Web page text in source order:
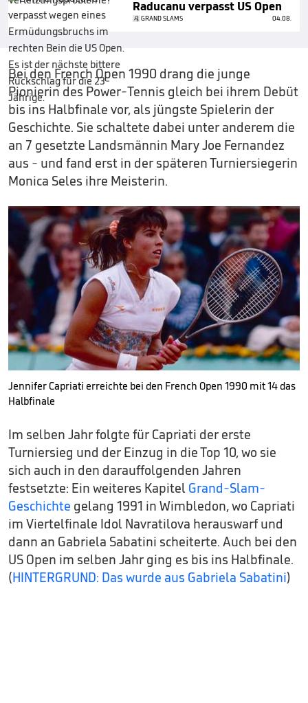
Raducanu verpasst US Open
GRAND SLAMS 04.08.
Bei den French Open 1990 drang die junge
Pionierin des Power-Tennis gleich bei ihrem Debüt
bis ins Halbfinale vor, als jüngste Spielerin der
Geschichte. Sie schaltete dabei unter anderem die
an 7 gesetzte Landsmännin Mary Joe Fernandez
aus - und fand erst in der späteren Turniersiegerin
Monica Seles ihre Meisterin.
Jennifer Capriati erreichte bei den French Open 1990 mit 14 das
Halbfinale
Im selben Jahr folgte für Capriati der erste
Turniersieg und der Einzug in die Top 10, wo sie
sich auch in den darauffolgenden Jahren
festsetzte: Ein weiteres Kapitel Grand-Slam-
Geschichte gelang 1991 in Wimbledon, wo Capriati
im Viertelfinale Idol Navratilova herauswarf und
dann an Gabriela Sabatini scheiterte. Auch bei den
US Open im selben Jahr ging es bis ins Halbfinale.
(HINTERGRUND: Das wurde aus Gabriela Sabatini)